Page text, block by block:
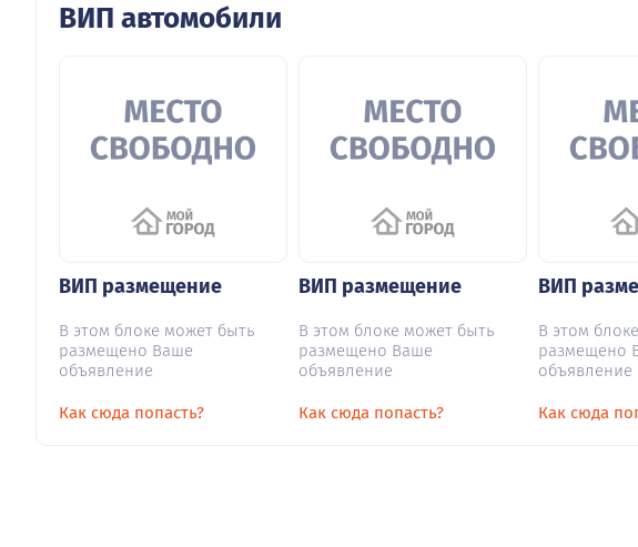
ВИП автомобили
ВИП размещение
В этом блоке может быть
размещено Ваше
объявление
Как сюда попасть?
ВИП размещение
В этом блоке может быть
размещено Ваше
объявление
Как сюда попасть?
ВИП
В этом
размещено
объявление
Как сюда